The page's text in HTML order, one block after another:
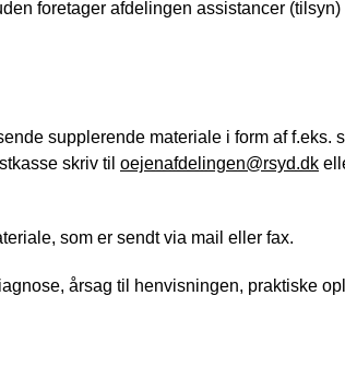
foretager afdelingen assistancer (tilsyn)
supplerende materiale i form af f.eks.
skriv til oejenafdelingen@rsyd.dk
som er sendt via mail eller fax.
årsag til henvisningen, praktiske